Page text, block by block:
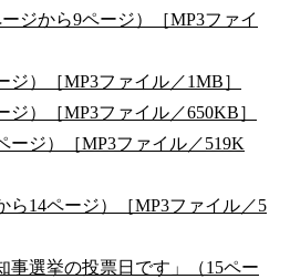
ジから9ページ）［MP3ファイ
）［MP3ファイル／1MB］
）［MP3ファイル／650KB］
ージ）［MP3ファイル／519K
ら14ページ）［MP3ファイル／5
事選挙の投票日です」（15ペー